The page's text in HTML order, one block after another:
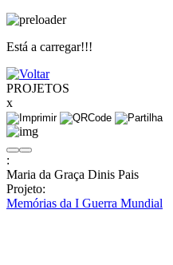
Está a carregar!!!
PROJETOS
x
:
Maria da Graça Dinis Pais
Projeto:
Memórias da I Guerra Mundial